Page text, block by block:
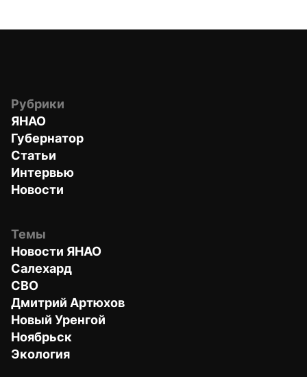
Рубрики
ЯНАО
Губернатор
Статьи
Интервью
Новости
Темы
Новости ЯНАО
Салехард
СВО
Дмитрий Артюхов
Новый Уренгой
Ноябрьск
Экология